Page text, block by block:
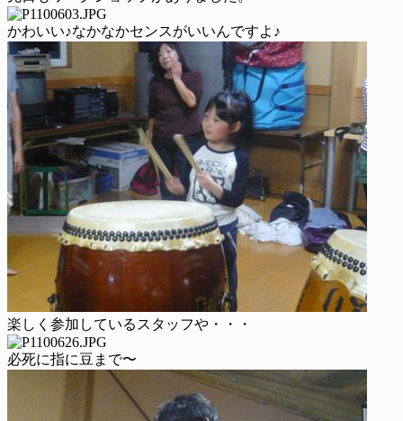
かわいい♪なかなかセンスがいいんですよ♪
楽しく参加しているスタッフや・・・
必死に指に豆まで〜